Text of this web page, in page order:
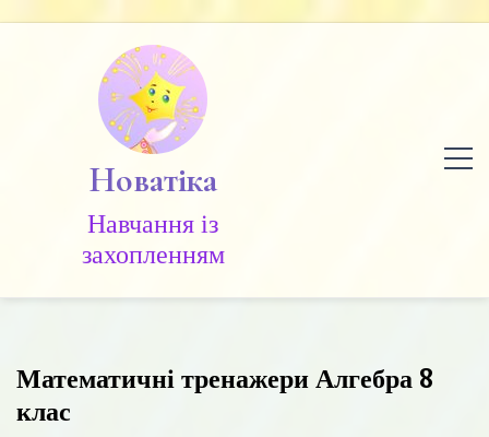
Новатіка
Навчання із
захопленням
Математичні тренажери Алгебра 8
клас